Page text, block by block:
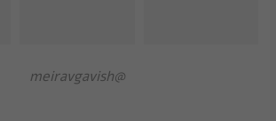
@meiravgavish